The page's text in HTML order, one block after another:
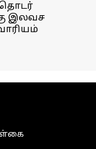
தொடர்
இலவச